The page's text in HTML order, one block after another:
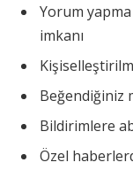
Yorum
imkanı
Beğendiğiniz
Bildirimlere
Özel